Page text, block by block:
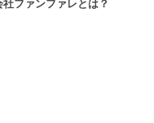
社ファンファレとは？